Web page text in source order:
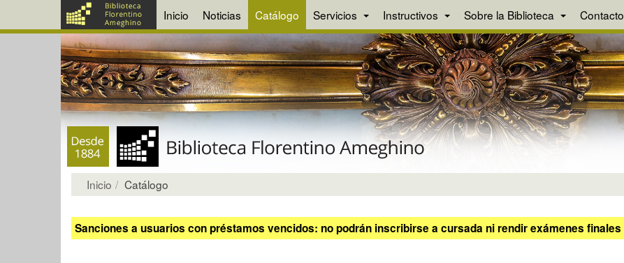
Inicio Noticias Catálogo Servicios Instructivos Sobre la Biblioteca Contacto
Inicio Catálogo
Sanciones a usuarios con préstamos vencidos: no podrán inscribirse a cursada ni rendir exámenes finales